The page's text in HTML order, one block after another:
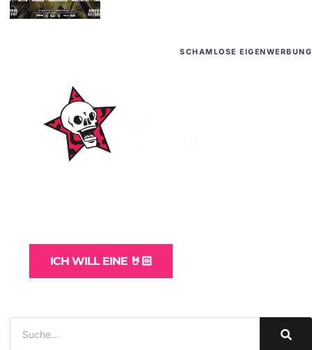
SCHAMLOSE EIGENWERBUNG
ICH WILL EINE 🤘🏻